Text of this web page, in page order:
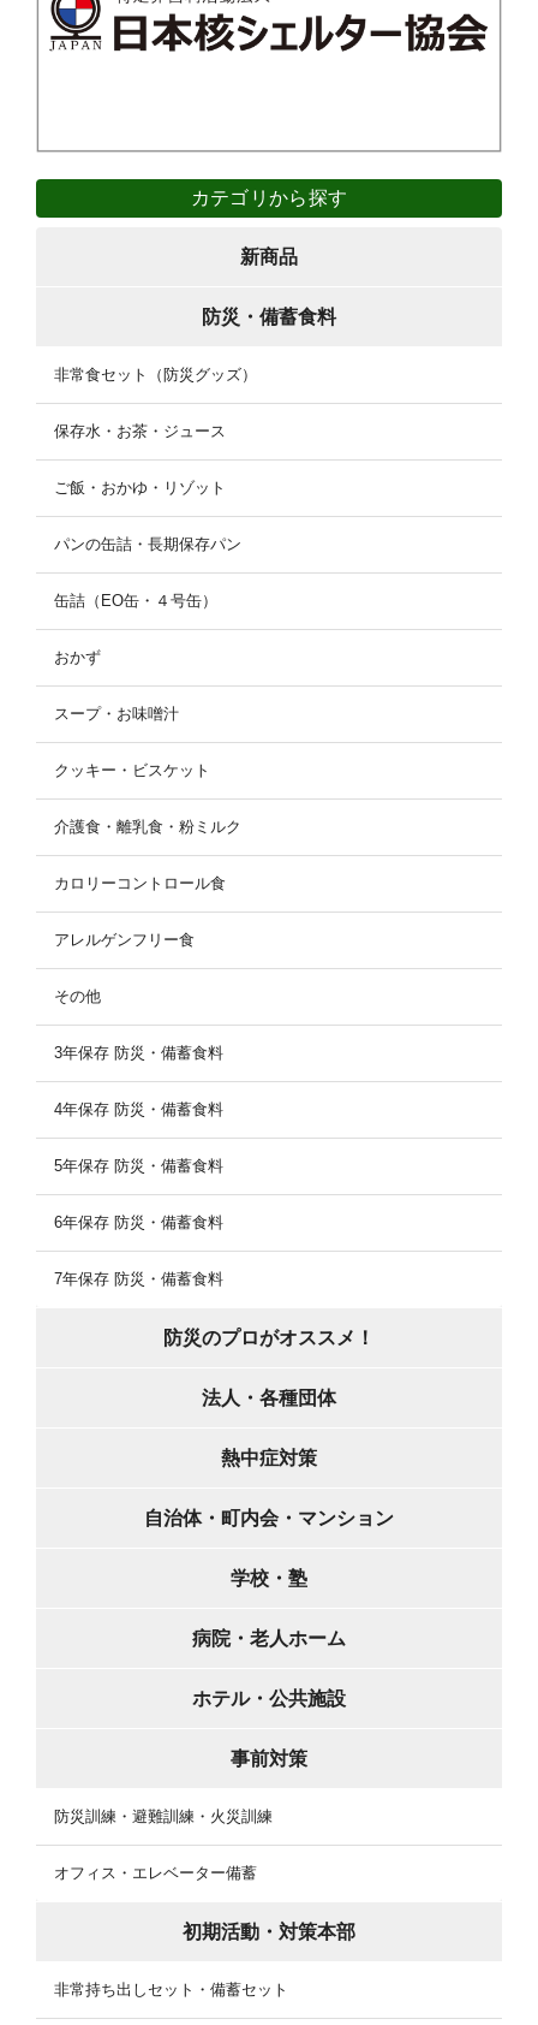
カテゴリから探す
新商品
防災・備蓄食料
非常食セット（防災グッズ）
保存水・お茶・ジュース
ご飯・おかゆ・リゾット
パンの缶詰・長期保存パン
缶詰（EO缶・４号缶）
おかず
スープ・お味噌汁
クッキー・ビスケット
介護食・離乳食・粉ミルク
カロリーコントロール食
アレルゲンフリー食
その他
3年保存 防災・備蓄食料
4年保存 防災・備蓄食料
5年保存 防災・備蓄食料
6年保存 防災・備蓄食料
7年保存 防災・備蓄食料
防災のプロがオススメ！
法人・各種団体
熱中症対策
自治体・町内会・マンション
学校・塾
病院・老人ホーム
ホテル・公共施設
事前対策
防災訓練・避難訓練・火災訓練
オフィス・エレベーター備蓄
初期活動・対策本部
非常持ち出しセット・備蓄セット